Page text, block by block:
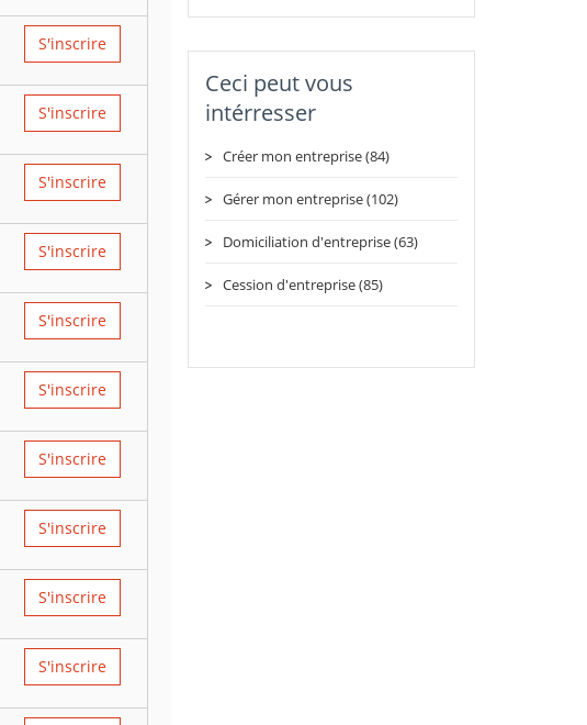
S'inscrire
S'inscrire
S'inscrire
S'inscrire
S'inscrire
S'inscrire
S'inscrire
S'inscrire
S'inscrire
S'inscrire
Ceci peut vous
intérresser
Créer mon entreprise (84)
Gérer mon entreprise (102)
Domiciliation d'entreprise (63)
Cession d'entreprise (85)